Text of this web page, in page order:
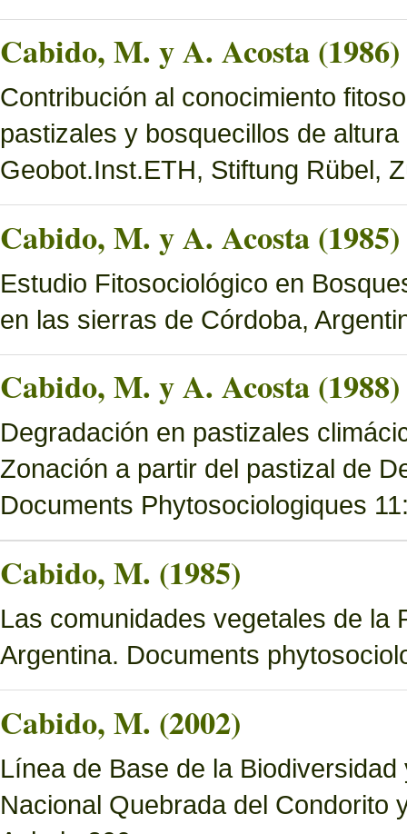
Cabido, M. y A. Acosta (1986)
Contribución al conocimiento
pastizales y bosquecillos de
Geobot.Inst.ETH, Stiftung Rübel,
Cabido, M. y A. Acosta (1985)
Estudio Fitosociológico en
en las sierras de Córdoba,
Cabido, M. y A. Acosta (1988)
Degradación en pastizales
Zonación a partir del pastizal de
Documents Phytosociologiques
Cabido, M. (1985)
Las comunidades vegetales de la
Argentina. Documents
Cabido, M. (2002)
Línea de Base de la
Nacional Quebrada del Condorito